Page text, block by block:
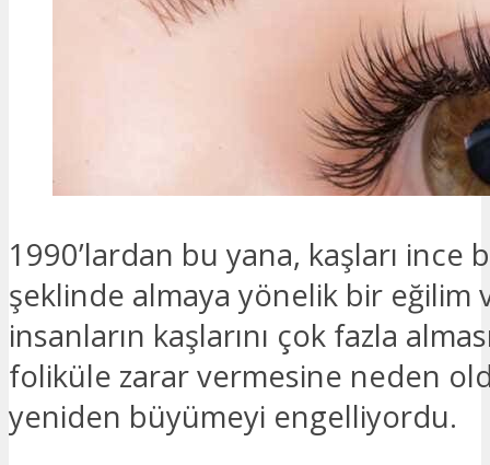
1990’lardan bu yana, kaşları ince
şeklinde almaya yönelik bir eğilim
insanların kaşlarını çok fazla
foliküle zarar vermesine neden
yeniden büyümeyi engelliyordu.